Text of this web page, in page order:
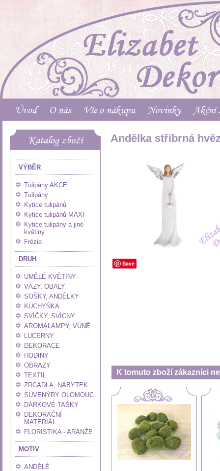
Úvod O nás Vše o nákupu Novinky Akční
Katalog zboží
VÝBĚR
Tulipány AKCE
Tulipány
Kytice tulipánů
Kytice tulipánů MAXI
Kytice tulipány a jiné
květiny
Frézie
DRUH
UMĚLÉ KVĚTINY
VÁZY, OBALY
SOŠKY, ANDĚLKY
KUCHYŇKA
SVÍČKY, SVÍCNY
AROMALAMPY, VŮNĚ
LUCERNY
DEKORACE
HODINY
OBRAZY
TEXTIL
ZRCADLA, NÁBYTEK
SUVENÝRY OLOMOUC
DÁRKOVÉ TAŠKY
DEKORAČNÍ
MATERIÁL
FLORISTIKA - ARANŽE
MOTIV
ANDĚLÉ
Andělka stříbrná
Save
K tomuto zboží zákazníci